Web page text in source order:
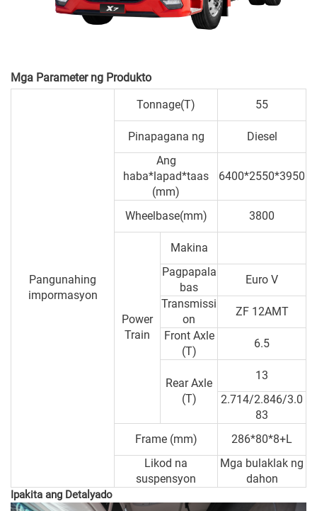
Mga Parameter ng Produkto
Pangunahing
impormasyon
Tonnage(T) 55
Pinapagana ng
Diesel
Ang
haba*lapad*taas
(mm)
6400*2550*3950
Wheelbase(mm) 3800
Power
Train
Makina
Pagpapala
bas
Euro V
Transmissi
on
ZF 12AMT
Front Axle
(T)
6.5
Rear Axle
(T)
13
2.714/2.846/3.0
83
Frame (mm)
286*80*8+L
Likod na
suspensyon
Mga bulaklak ng
dahon
Ipakita ang Detalyado